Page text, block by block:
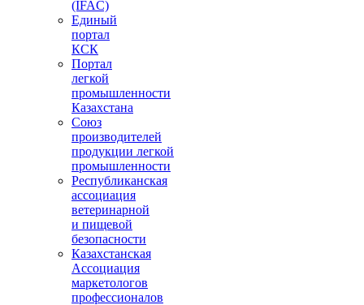
(IFAC)
Единый
портал
КСК
Портал
легкой
промышленности
Казахстана
Союз
производителей
продукции легкой
промышленности
Республиканская
ассоциация
ветеринарной
и пищевой
безопасности
Казахстанская
Ассоциация
маркетологов
профессионалов